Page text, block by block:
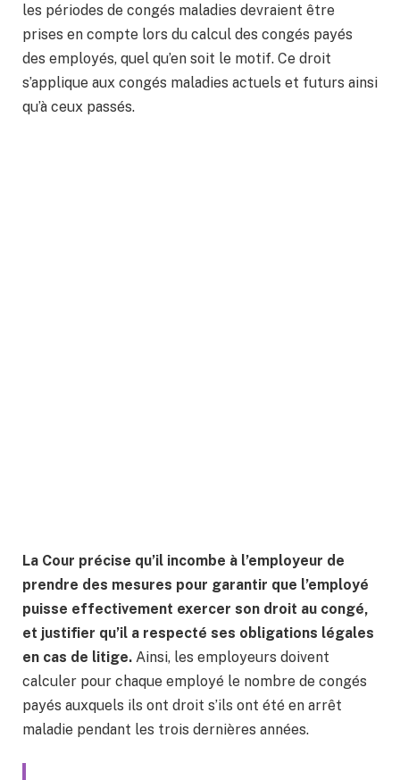
les périodes de congés maladies devraient être
prises en compte lors du calcul des congés payés
des employés, quel qu’en soit le motif. Ce droit
s’applique aux congés maladies actuels et futurs ainsi
qu’à ceux passés.
La Cour précise qu’il incombe à l’employeur de
prendre des mesures pour garantir que l’employé
puisse effectivement exercer son droit au congé,
et justifier qu’il a respecté ses obligations légales
en cas de litige. Ainsi, les employeurs doivent
calculer pour chaque employé le nombre de congés
payés auxquels ils ont droit s’ils ont été en arrêt
maladie pendant les trois dernières années.